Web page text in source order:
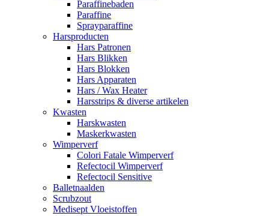
Paraffinebaden
Paraffine
Sprayparaffine
Harsproducten
Hars Patronen
Hars Blikken
Hars Blokken
Hars Apparaten
Hars / Wax Heater
Harsstrips & diverse artikelen
Kwasten
Harskwasten
Maskerkwasten
Wimperverf
Colori Fatale Wimperverf
Refectocil Wimperverf
Refectocil Sensitive
Balletnaalden
Scrubzout
Medisept Vloeistoffen